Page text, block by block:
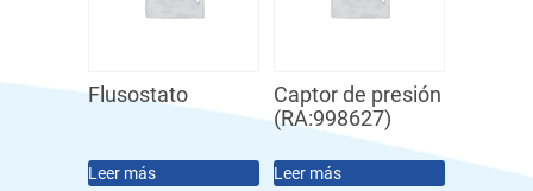
Flusostato
Leer más
Captor de presión
(RA:998627)
Leer más